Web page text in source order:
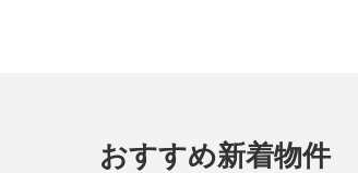
おすすめ新着物件